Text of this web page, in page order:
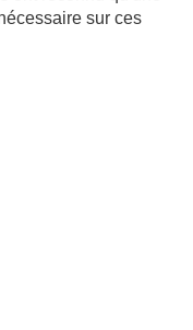
sur ces